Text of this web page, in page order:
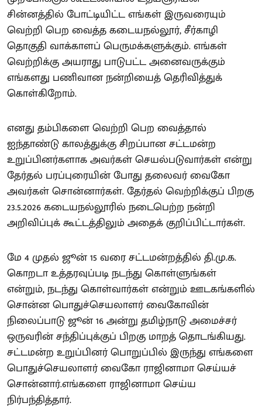
சின்னத்தில் போட்டியிட்ட எங்கள் இருவரையும்
வெற்றி பெற வைத்த கடையநல்லூர், சீர்காழி
தொகுதி வாக்காளப் பெருமக்களுக்கும். எங்கள்
வெற்றிக்கு அயராது பாடுபட்ட அனைவருக்கும்
எங்களது பணிவான நன்றியைத் தெரிவித்துக்
கொள்கிறோம்.
எனது தம்பிகளை வெற்றி பெற வைத்தால்
ஐந்தாண்டு காலத்துக்கு சிறப்பான சட்டமன்ற
உறுப்பினர்களாக அவர்கள் செயல்படுவார்கள் என்று
தேர்தல் பரப்புரையின் போது தலைவர் வைகோ
அவர்கள் சொன்னார்கள். தேர்தல் வெற்றிக்குப் பிறகு
23.5.2026 கடையநல்லூரில் நடைபெற்ற நன்றி
அறிவிப்புக் கூட்டத்திலும் அதைக் குறிப்பிட்டார்கள்.
மே 4 முதல் ஜூன் 15 வரை சட்டமன்றத்தில் தி.மு.க.
கொறடா உத்தரவுப்படி நடந்து கொள்ளுங்கள்
என்றும், நடந்து கொள்வார்கள் என்றும் ஊடகங்களில்
சொன்ன பொதுச்செயலாளர் வைகோவின்
நிலைப்பாடு ஜூன் 16 அன்று தமிழ்நாடு அமைச்சர்
ஒருவரின் சந்திப்புக்குப் பிறகு மாறத் தொடங்கியது.
சட்டமன்ற உறுப்பினர் பொறுப்பில் இருந்து எங்களை
பொதுச்செயலாளர் வைகோ ராஜினாமா செய்யச்
சொன்னார்.எங்களை ராஜினாமா செய்ய
நிர்பந்தித்தார்.